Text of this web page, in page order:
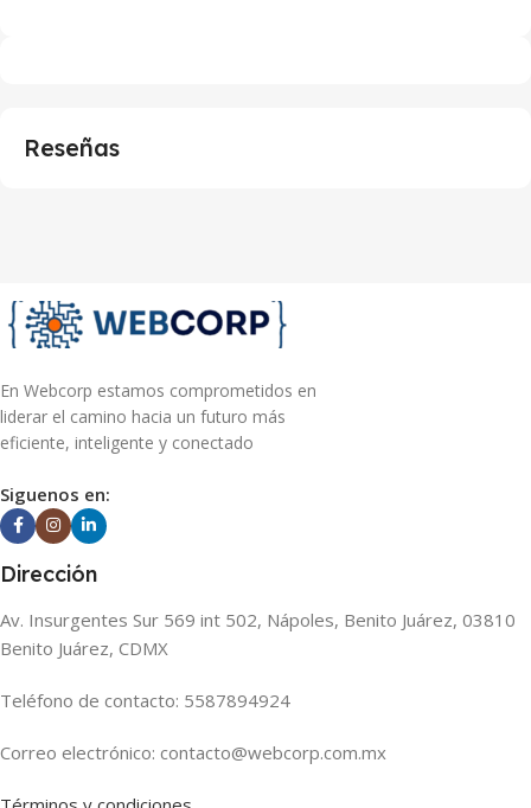
Reseñas
En Webcorp estamos comprometidos en
liderar el camino hacia un futuro más
eficiente, inteligente y conectado
Siguenos en:
Dirección
Av. Insurgentes Sur 569 int 502, Nápoles, Benito Juárez, 03810
Benito Juárez, CDMX
Teléfono de contacto: 5587894924
Correo electrónico: contacto@webcorp.com.mx